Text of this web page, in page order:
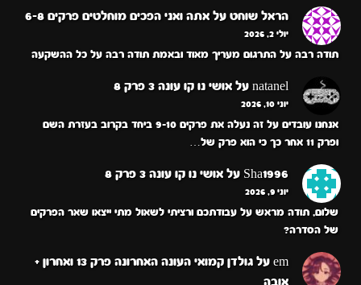
הראל שוחט על אתה ואני הפכים מוחלטים פרקים 6-8
יולי 2, 2026
תודה רבה על התרגום מעריך מאוד ובאמת תודה רבה על כל ההשקעה
natanel על אושי נו קו עונה 3 פרק 8
יוני 10, 2026
אנחנו עובדים על זה נעלה את פרקים 9-10 ביחד בקרוב בעזרת השם
ופרק 11 אחר כך כי הוא פרק של…
Sha1996 על אושי נו קו עונה 3 פרק 8
יוני 9, 2026
שלום, תודה מראש על עבודתכם ורציתי לשאול מתי ייצאו שאר הפרקים
של הסדרה?
em על
גולדן קמואי העונה האחרונה פרק 13 ואחרון +
אובה